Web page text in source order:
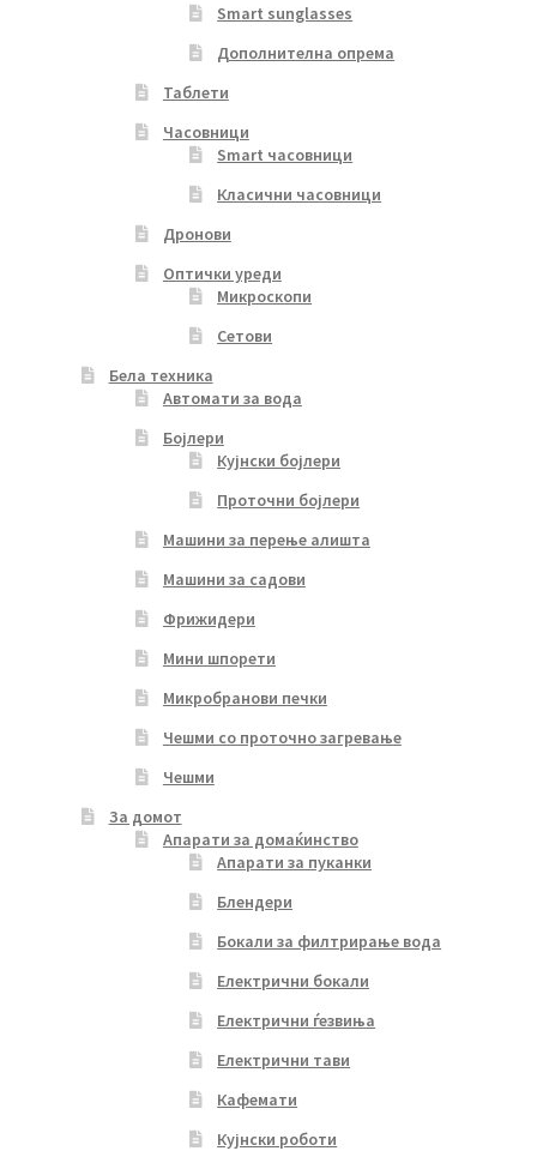
Smart sunglasses
Дополнителна опрема
Таблети
Часовници
Smart часовници
Класични часовници
Дронови
Оптички уреди
Микроскопи
Сетови
Бела техника
Автомати за вода
Бојлери
Кујнски бојлери
Проточни бојлери
Машини за перење алишта
Машини за садови
Фрижидери
Мини шпорети
Микробранови печки
Чешми со проточно загревање
Чешми
За домот
Апарати за домаќинство
Апарати за пуканки
Блендери
Бокали за филтрирање вода
Електрични бокали
Електрични ѓезвиња
Електрични тави
Кафемати
Кујнски роботи